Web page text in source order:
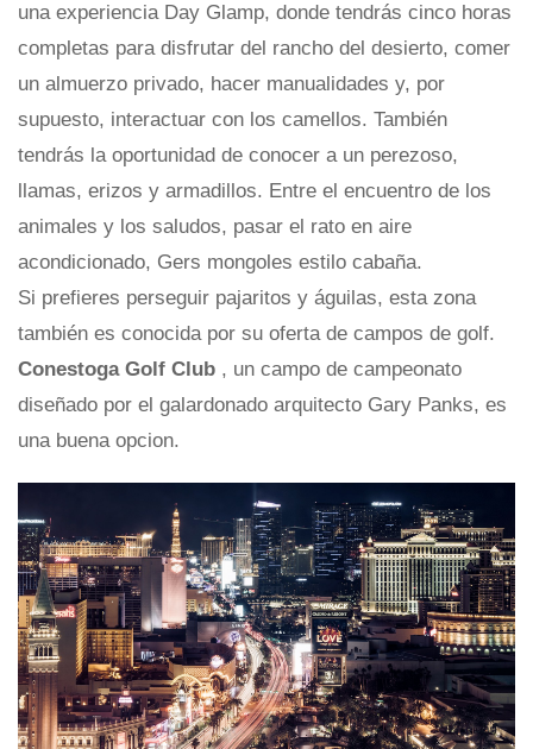
una experiencia Day Glamp, donde tendrás cinco horas
completas para disfrutar del rancho del desierto, comer
un almuerzo privado, hacer manualidades y, por
supuesto, interactuar con los camellos. También
tendrás la oportunidad de conocer a un perezoso,
llamas, erizos y armadillos. Entre el encuentro de los
animales y los saludos, pasar el rato en aire
acondicionado, Gers mongoles estilo cabaña.
Si prefieres perseguir pajaritos y águilas, esta zona
también es conocida por su oferta de campos de golf.
Conestoga Golf Club , un campo de campeonato
diseñado por el galardonado arquitecto Gary Panks, es
una buena opcion.